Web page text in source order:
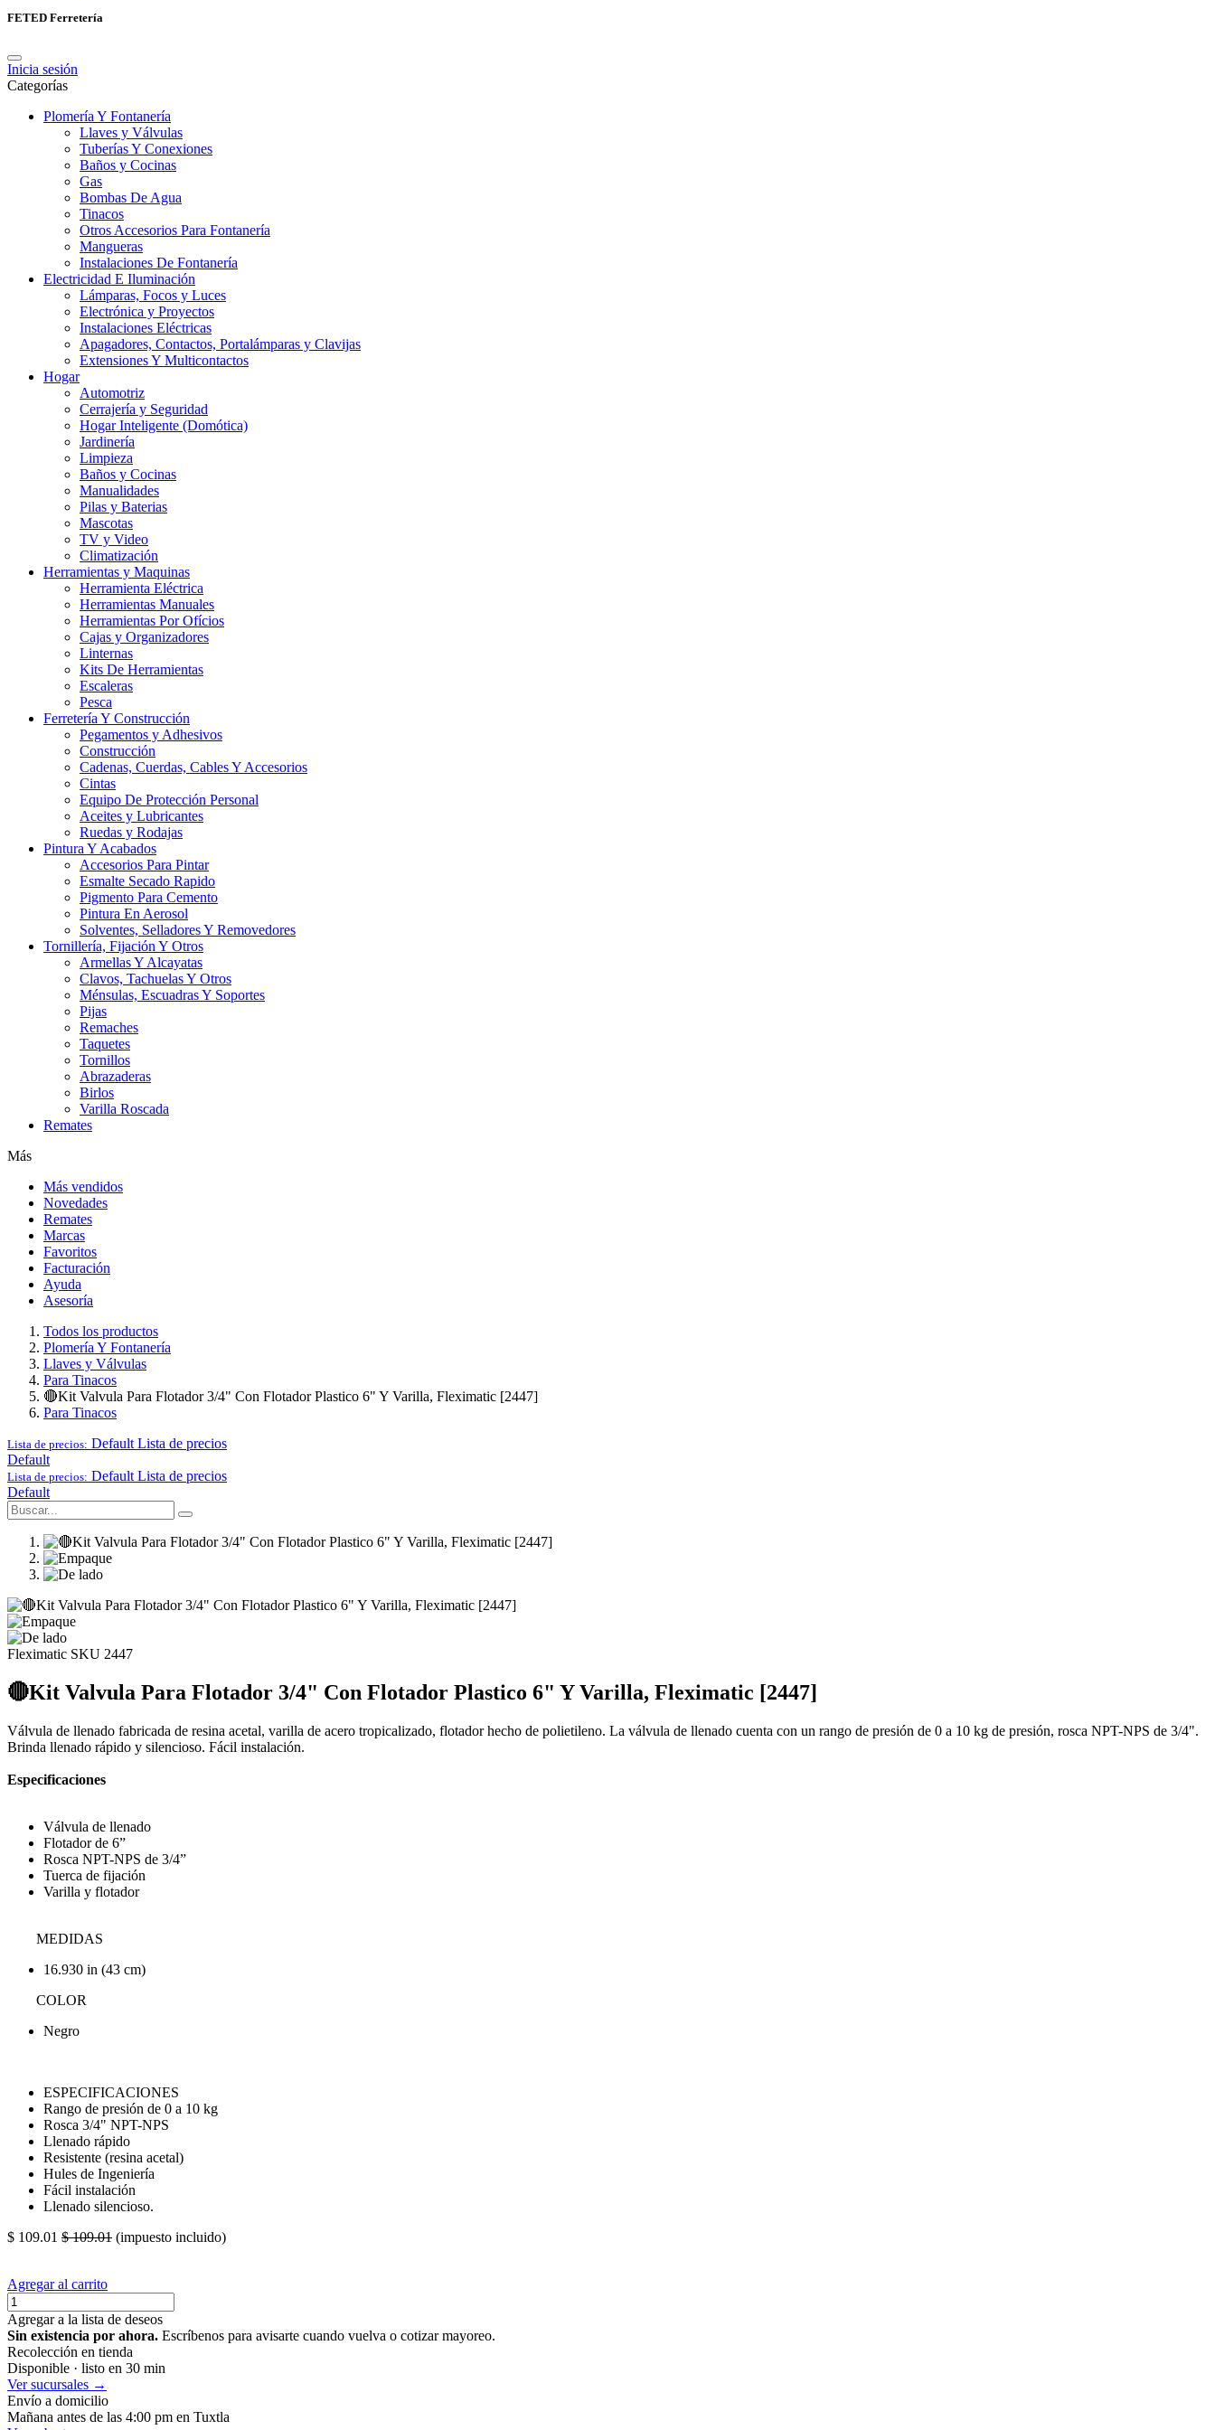
FETED Ferretería
Inicia sesión
Categorías
Plomería Y Fontanería
Llaves y Válvulas
Tuberías Y Conexiones
Baños y Cocinas
Gas
Bombas De Agua
Tinacos
Otros Accesorios Para Fontanería
Mangueras
Instalaciones De Fontanería
Electricidad E Iluminación
Lámparas, Focos y Luces
Electrónica y Proyectos
Instalaciones Eléctricas
Apagadores, Contactos, Portalámparas y Clavijas
Extensiones Y Multicontactos
Hogar
Automotriz
Cerrajería y Seguridad
Hogar Inteligente (Domótica)
Jardinería
Limpieza
Baños y Cocinas
Manualidades
Pilas y Baterias
Mascotas
TV y Video
Climatización
Herramientas y Maquinas
Herramienta Eléctrica
Herramientas Manuales
Herramientas Por Ofícios
Cajas y Organizadores
Linternas
Kits De Herramientas
Escaleras
Pesca
Ferretería Y Construcción
Pegamentos y Adhesivos
Construcción
Cadenas, Cuerdas, Cables Y Accesorios
Cintas
Equipo De Protección Personal
Aceites y Lubricantes
Ruedas y Rodajas
Pintura Y Acabados
Accesorios Para Pintar
Esmalte Secado Rapido
Pigmento Para Cemento
Pintura En Aerosol
Solventes, Selladores Y Removedores
Tornillería, Fijación Y Otros
Armellas Y Alcayatas
Clavos, Tachuelas Y Otros
Ménsulas, Escuadras Y Soportes
Pijas
Remaches
Taquetes
Tornillos
Abrazaderas
Birlos
Varilla Roscada
Remates
Más
Más vendidos
Novedades
Remates
Marcas
Favoritos
Facturación
Ayuda
Asesoría
Todos los productos
Plomería Y Fontanería
Llaves y Válvulas
Para Tinacos
🔴Kit Valvula Para Flotador 3/4" Con Flotador Plastico 6" Y Varilla, Fleximatic [2447]
Para Tinacos
Lista de precios: Default Lista de precios
Default
Lista de precios: Default Lista de precios
Default
Fleximatic SKU 2447
🔴Kit Valvula Para Flotador 3/4" Con Flotador Plastico 6" Y Varilla, Fleximatic [2447]
Válvula de llenado fabricada de resina acetal, varilla de acero tropicalizado, flotador hecho de polietileno. La válvula de llenado cuenta con un rango de presión de 0 a 10 kg de presión, rosca NPT-NPS de 3/4".
Brinda llenado rápido y silencioso. Fácil instalación.
Especificaciones
Válvula de llenado
Flotador de 6”
Rosca NPT-NPS de 3/4”
Tuerca de fijación
Varilla y flotador
MEDIDAS
16.930 in (43 cm)
COLOR
Negro
ESPECIFICACIONES
Rango de presión de 0 a 10 kg
Rosca 3/4" NPT-NPS
Llenado rápido
Resistente (resina acetal)
Hules de Ingeniería
Fácil instalación
Llenado silencioso.
$ 109.01 $109.01 (impuesto incluido)
Agregar al carrito
Agregar a la lista de deseos
Sin existencia por ahora. Escríbenos para avisarte cuando vuelva o cotizar mayoreo.
Recolección en tienda
Disponible · listo en 30 min
Ver sucursales →
Envío a domicilio
Mañana antes de las 4:00 pm en Tuxtla